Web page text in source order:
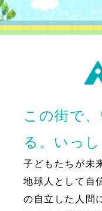
この街で
る。いっし
子どもたちが未
地球人として自
の自立した人間